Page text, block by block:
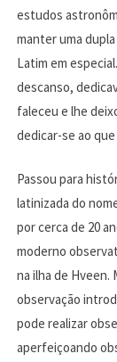
estudos
manter uma
Latim em
descanso,
faleceu e lhe
dedicar-se ao
Passou para
latinizada do
por cerca de 20
moderno
na ilha de
observação
pode realizar
aperfeiçoando